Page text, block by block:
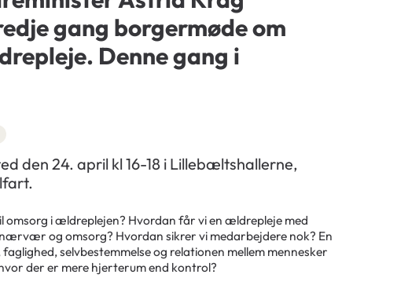
gang borgermøde om
Denne gang i
den 24. april kl 16-18 i Lillebæltshallerne,
omsorg i ældreplejen? Hvordan får vi en ældrepleje med
og omsorg? Hvordan sikrer vi medarbejdere nok? En
selvbestemmelse og relationen mellem mennesker
der er mere hjerterum end kontrol?